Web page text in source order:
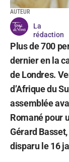
AUTEUR
La
rédaction
Plus de 700
dernier en la
de Londres.
d’Afrique du
assemblée
Romané pour
Gérard
disparu le 16